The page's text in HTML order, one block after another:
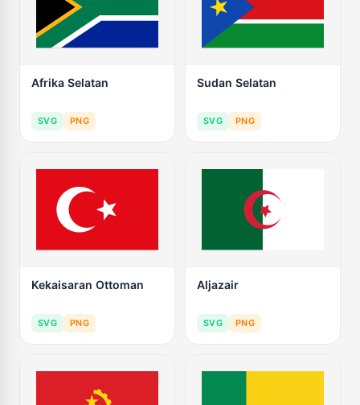
Afrika Selatan
SVG PNG
Sudan Selatan
SVG PNG
Kekaisaran Ottoman
SVG PNG
Aljazair
SVG PNG